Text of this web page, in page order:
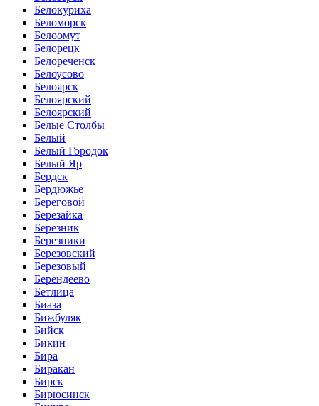
Белокуриха
Беломорск
Белоомут
Белорецк
Белореченск
Белоусово
Белоярск
Белоярский
Белоярский
Белые Столбы
Белый
Белый Городок
Белый Яр
Бердск
Бердюжье
Береговой
Березайка
Березник
Березники
Березовский
Березовый
Берендеево
Бетлица
Биаза
Бижбуляк
Бийск
Бикин
Бира
Биракан
Бирск
Бирюсинск